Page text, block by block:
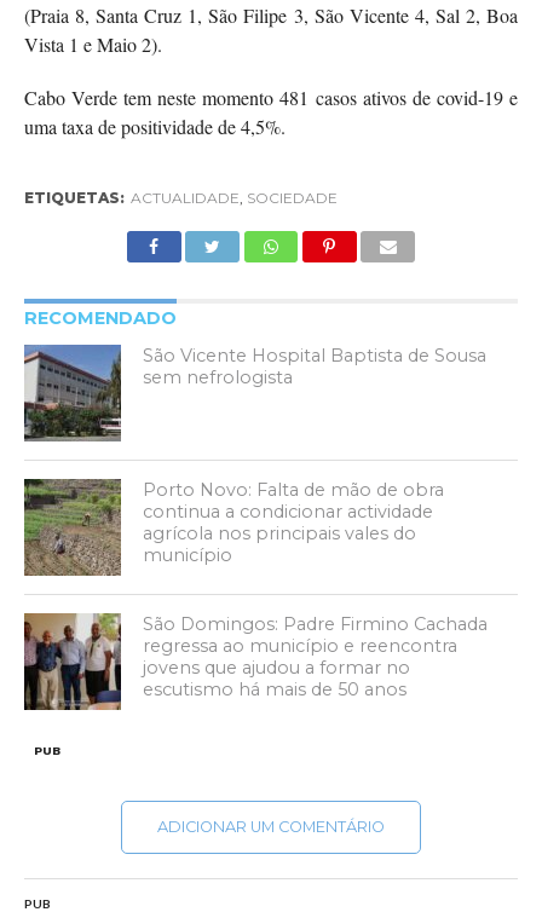
(Praia 8, Santa Cruz 1, São Filipe 3, São Vicente 4, Sal 2, Boa
Vista 1 e Maio 2).
Cabo Verde tem neste momento 481 casos ativos de covid-19 e
uma taxa de positividade de 4,5%.
ETIQUETAS: ACTUALIDADE, SOCIEDADE
RECOMENDADO
São Vicente Hospital Baptista de Sousa
sem nefrologista
Porto Novo: Falta de mão de obra
continua a condicionar actividade
agrícola nos principais vales do
município
São Domingos: Padre Firmino Cachada
regressa ao município e reencontra
jovens que ajudou a formar no
escutismo há mais de 50 anos
PUB
ADICIONAR UM COMENTÁRIO
PUB